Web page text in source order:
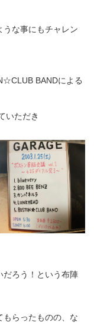
な事にもチャレン
BANDによる
いただき
だろう！という布陣
もらったものの、な